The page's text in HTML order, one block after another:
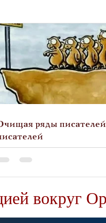
ряды писателей
вокруг